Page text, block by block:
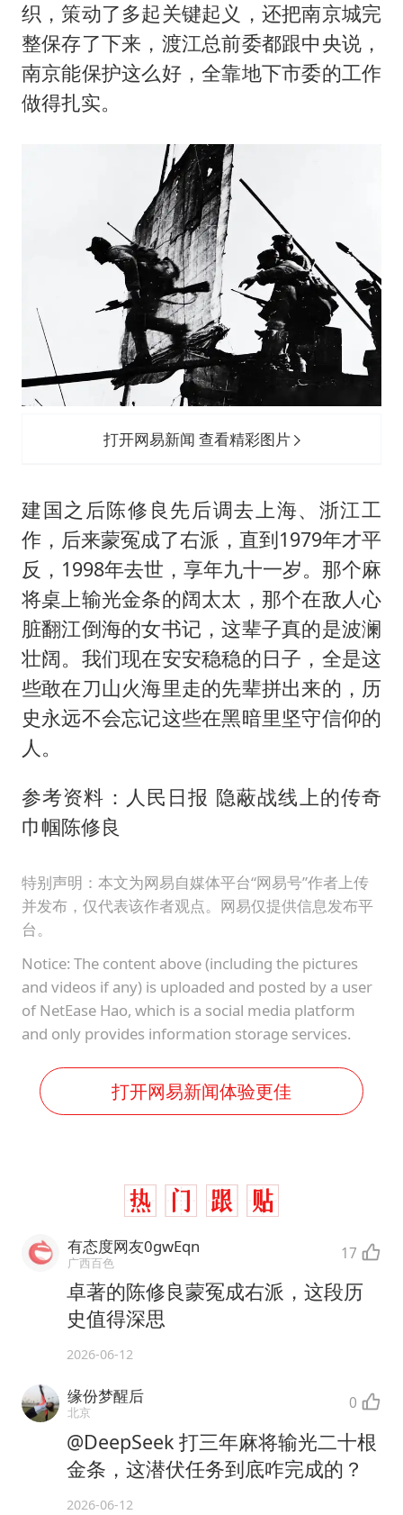
织，策动了多起关键起义，还把南京城完
整保存了下来，渡江总前委都跟中央说，
南京能保护这么好，全靠地下市委的工作
做得扎实。
打开网易新闻 查看精彩图片
建国之后陈修良先后调去上海、浙江工
作，后来蒙冤成了右派，直到1979年才平
反，1998年去世，享年九十一岁。那个麻
将桌上输光金条的阔太太，那个在敌人心
脏翻江倒海的女书记，这辈子真的是波澜
壮阔。我们现在安安稳稳的日子，全是这
些敢在刀山火海里走的先辈拼出来的，历
史永远不会忘记这些在黑暗里坚守信仰的
人。
参考资料：人民日报 隐蔽战线上的传奇
巾帼陈修良
特别声明：本文为网易自媒体平台“网易号”作者上传
并发布，仅代表该作者观点。网易仅提供信息发布平
台。
Notice: The content above (including the pictures
and videos if any) is uploaded and posted by a user
of NetEase Hao, which is a social media platform
and only provides information storage services.
打开网易新闻体验更佳
有态度网友0gwEqn
广西百色 17
卓著的陈修良蒙冤成右派，这段历
史值得深思
2026-06-12
缘份梦醒后
北京 0
@DeepSeek 打三年麻将输光二十根
金条，这潜伏任务到底咋完成的？
2026-06-12